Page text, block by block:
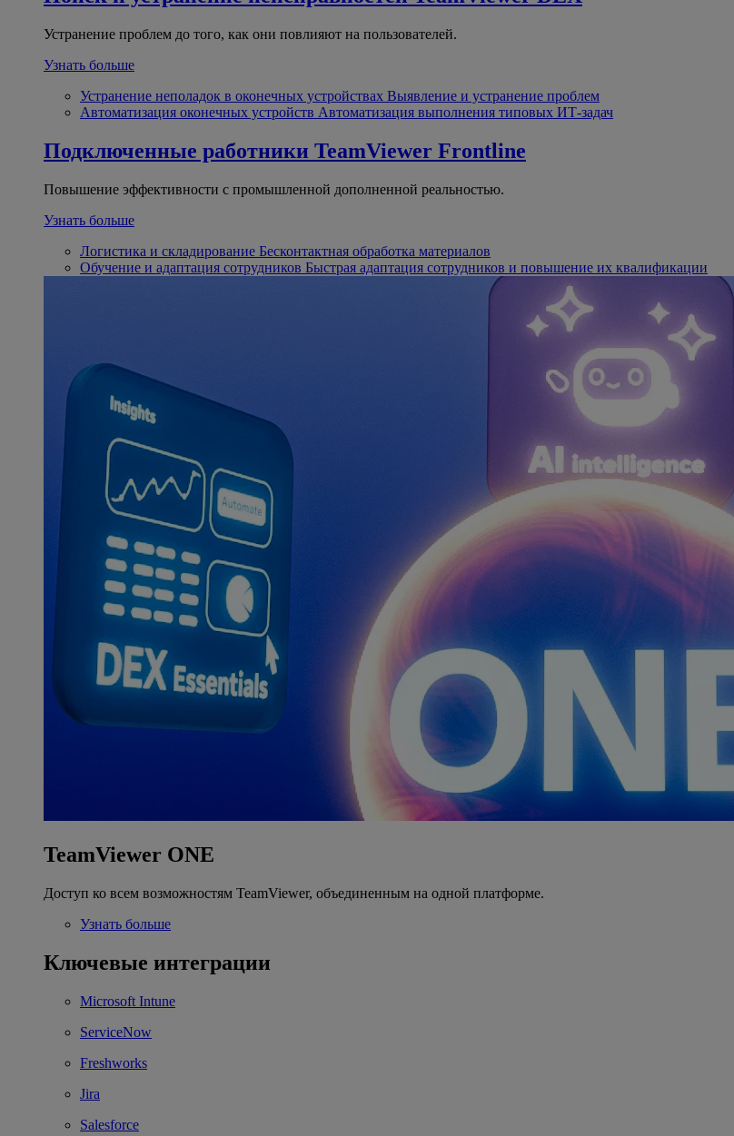
Устранение проблем до того, как они повлияют на пользователей.
Узнать больше
Устранение неполадок в оконечных устройствах Выявление и устранение проблем
Автоматизация оконечных устройств Автоматизация выполнения типовых ИТ-задач
Подключенные работники TeamViewer Frontline
Повышение эффективности с промышленной дополненной реальностью.
Узнать больше
Логистика и складирование Бесконтактная обработка материалов
Обучение и адаптация сотрудников Быстрая адаптация сотрудников и повышение их квалификации
TeamViewer ONE
Доступ ко всем возможностям TeamViewer, объединенным на одной платформе.
Узнать больше
Ключевые интеграции
Microsoft Intune
ServiceNow
Freshworks
Jira
Salesforce